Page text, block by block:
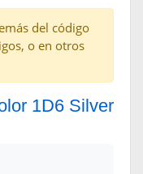
del código
o en otros
1D6 Silver